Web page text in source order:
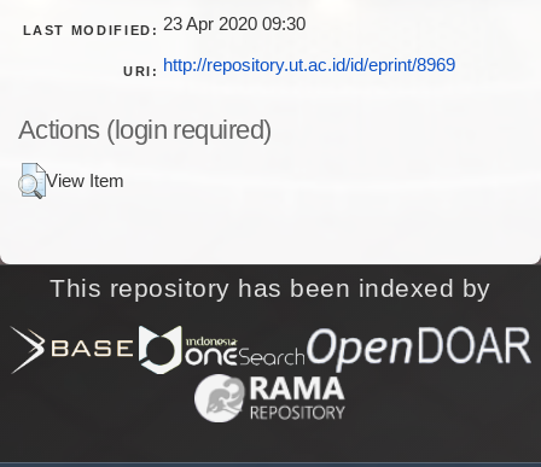
LAST MODIFIED: 23 Apr 2020 09:30
URI: http://repository.ut.ac.id/id/eprint/8969
Actions (login required)
View Item
This repository has been indexed by